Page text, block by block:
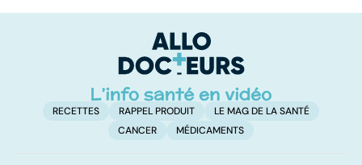
également
touché
RECETTES RAPPEL PRODUIT
LE MAG DE LA SANTÉ
CANCER
MÉDICAMENTS